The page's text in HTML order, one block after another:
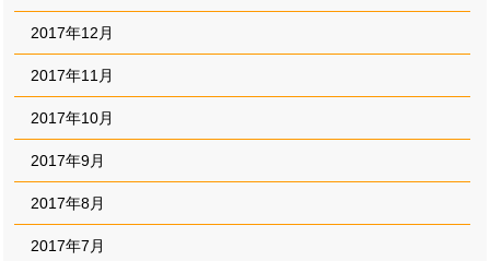
2017年12月
2017年11月
2017年10月
2017年9月
2017年8月
2017年7月